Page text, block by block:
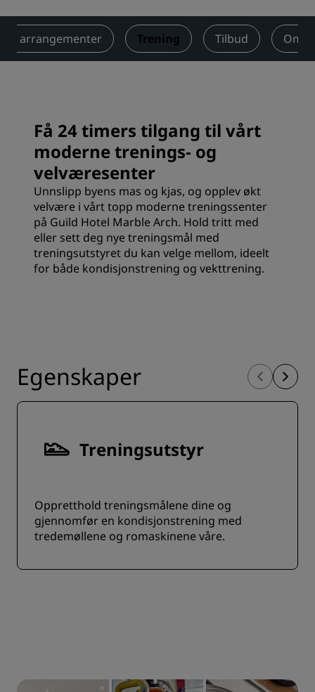
arrangementer Trening Tilbud
Få 24 timers tilgang til vårt
moderne trenings- og
velværesenter
Unnslipp byens mas og kjas, og opplev økt
velvære i vårt topp moderne treningssenter
på Guild Hotel Marble Arch. Hold tritt med
eller sett deg nye treningsmål med
treningsutstyret du kan velge mellom, ideelt
for både kondisjonstrening og vekttrening.
Egenskaper
Treningsutstyr
Oppretthold treningsmålene dine og
gjennomfør en kondisjonstrening med
tredemøllene og romaskinene våre.